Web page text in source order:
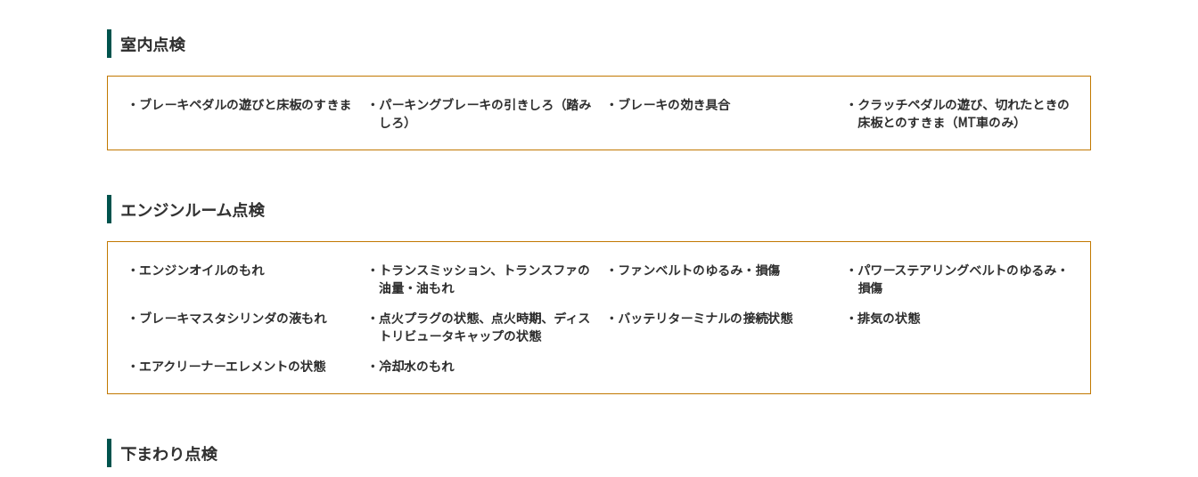
室内点検
ブレーキペダルの遊びと床板のすきま
パーキングブレーキの引きしろ（踏み
しろ）
ブレーキの効き具合
クラッチペダルの遊び、切れたときの
床板とのすきま（MT車のみ）
エンジンルーム点検
エンジンオイルのもれ
トランスミッション、トランスファの
油量・油もれ
ファンベルトのゆるみ・損傷
パワーステアリングベルトのゆるみ・
損傷
ブレーキマスタシリンダの液もれ
点火プラグの状態、点火時期、ディス
トリビュータキャップの状態
バッテリターミナルの接続状態 排気の状態
エアクリーナーエレメントの状態 冷却水のもれ
下まわり点検